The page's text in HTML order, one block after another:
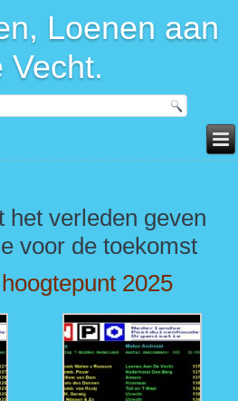
Loenen aan
Vecht.
het verleden geven
voor de toekomst
2025